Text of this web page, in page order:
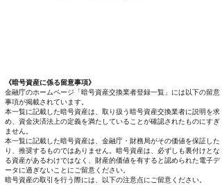
《暗号資産に係る留意事項》
金融庁のホームページ「暗号資産交換業者登録一覧」には以下の留意
事項が掲載されています。
本一覧に記載した暗号資産は、取り扱う暗号資産交換業者に説明を求
め、資金決済法上の定義を満たしていることが確認されたものにすぎ
ません。
本一覧に記載した暗号資産は、金融庁・財務局がその価値を保証した
り、推奨するものではありません。暗号資産は、必ずしも裏付けとな
る資産があるわけではなく、財産的価値を有すると認められた電子デ
ータに過ぎないことにご留意ください。
暗号資産の取引を行う際には、以下の注意点にご留意ください。